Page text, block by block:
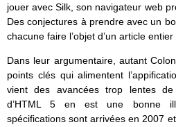
jouer avec Silk, son navigateur web
Des conjectures à prendre avec un
chacune faire l’objet d’un article entier
Dans leur argumentaire, autant
points clés qui alimentent
vient des avancées trop lentes
d’HTML 5 en est une bonne
spécifications sont arrivées en 2007